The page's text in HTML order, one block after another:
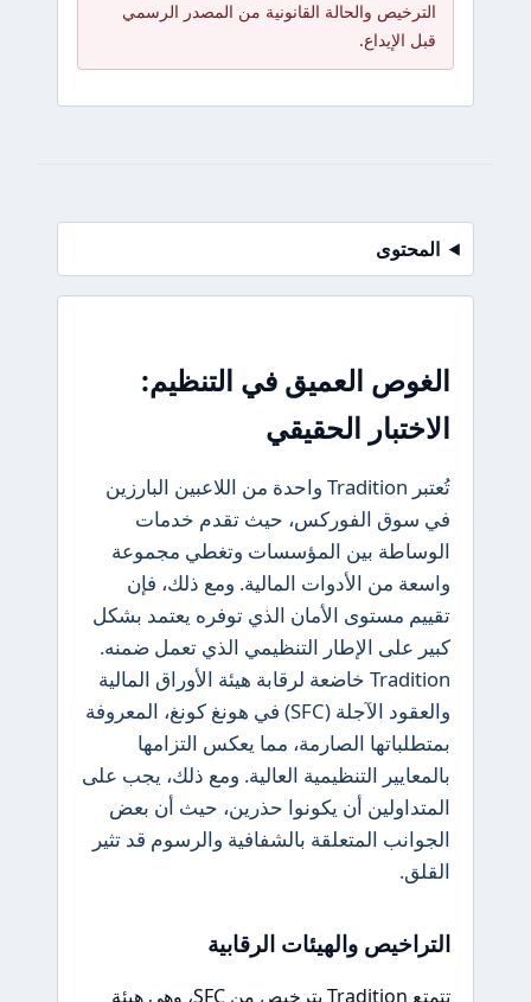
الترخيص والحالة القانونية من المصدر الرسمي
قبل الإيداع.
المحتوى
الغوص العميق في التنظيم:
الاختبار الحقيقي
تُعتبر Tradition واحدة من اللاعبين البارزين
في سوق الفوركس، حيث تقدم خدمات
الوساطة بين المؤسسات وتغطي مجموعة
واسعة من الأدوات المالية. ومع ذلك، فإن
تقييم مستوى الأمان الذي توفره يعتمد بشكل
كبير على الإطار التنظيمي الذي تعمل ضمنه.
Tradition خاضعة لرقابة هيئة الأوراق المالية
والعقود الآجلة (SFC) في هونغ كونغ، المعروفة
بمتطلباتها الصارمة، مما يعكس التزامها
بالمعايير التنظيمية العالية. ومع ذلك، يجب على
المتداولين أن يكونوا حذرين، حيث أن بعض
الجوانب المتعلقة بالشفافية والرسوم قد تثير
القلق.
التراخيص والهيئات الرقابية
تتمتع Tradition بترخيص من SFC، وهي هيئة